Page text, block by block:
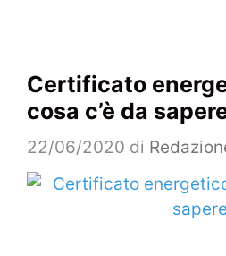
Certificato
cosa c’è da
22/06/2020 di